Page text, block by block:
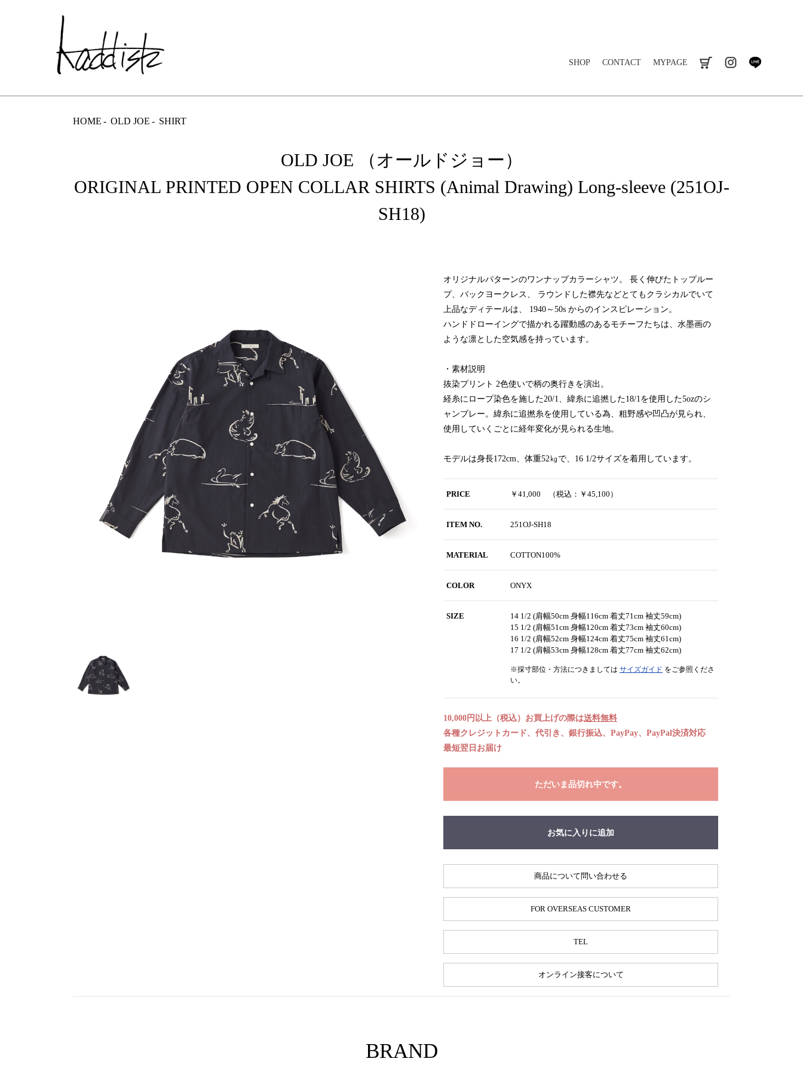
SHOP CONTACT MYPAGE instagram
HOME OLD JOE SHIRT
OLD JOE （オールドジョー）
ORIGINAL PRINTED OPEN COLLAR SHIRTS (Animal Drawing) Long-sleeve (251OJ-
SH18)
オリジナルパターンのワンナップカラーシャツ。 長く伸びたトップルー
プ、バックヨークレス、 ラウンドした襟先などとてもクラシカルでいて
上品なディテールは、 1940～50s からのインスピレーション。
ハンドドローイングで描かれる躍動感のあるモチーフたちは、水墨画の
ような凛とした空気感を持っています。
・素材説明
抜染プリント 2色使いで柄の奥行きを演出。
経糸にロープ染色を施した20/1、緯糸に追撚した18/1を使用した5ozのシ
ャンブレー。緯糸に追撚糸を使用している為、粗野感や凹凸が見られ、
使用していくごとに経年変化が見られる生地。
モデルは身長172cm、体重52㎏で、16 1/2サイズを着用しています。
PRICE ￥41,000 （税込：￥45,100）
ITEM NO. 251OJ-SH18
MATERIAL COTTON100%
COLOR ONYX
SIZE
14 1/2 (肩幅50cm 身幅116cm 着丈71cm 袖丈59cm)
15 1/2 (肩幅51cm 身幅120cm 着丈73cm 袖丈60cm)
16 1/2 (肩幅52cm 身幅124cm 着丈75cm 袖丈61cm)
17 1/2 (肩幅53cm 身幅128cm 着丈77cm 袖丈62cm)
※採寸部位・方法につきましては サイズガイド をご参照くださ
い。
10,000円以上（税込）お買上げの際は送料無料
各種クレジットカード、代引き、銀行振込、PayPay、PayPal決済対応
最短翌日お届け
ただいま品切れ中です。
お気に入りに追加
商品について問い合わせる
FOR OVERSEAS CUSTOMER
TEL
オンライン接客について
BRAND